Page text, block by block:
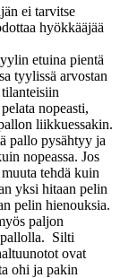
ei tarvitse
hyökkääjää
etuina pientä
tyylissä arvostan
nopeasti,
liikkuessakin.
pallo pysähtyy ja
nopeassa. Jos
tehdä kuin
yksi hitaan pelin
pelin hienouksia.
paljon
pallolla. Silti
ovat
ohi ja pakin